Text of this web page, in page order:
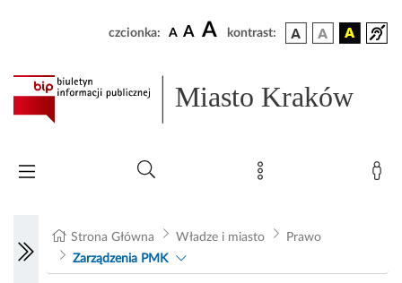
czcionka: A A A kontrast:
Miasto Kraków
Strona Główna Władze i miasto
Prawo
Zarządzenia PMK